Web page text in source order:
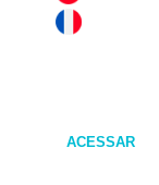
ACESSAR